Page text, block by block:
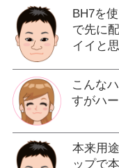
BH7を
で先に
イイと
こんな
すがハ
本来用
ップで